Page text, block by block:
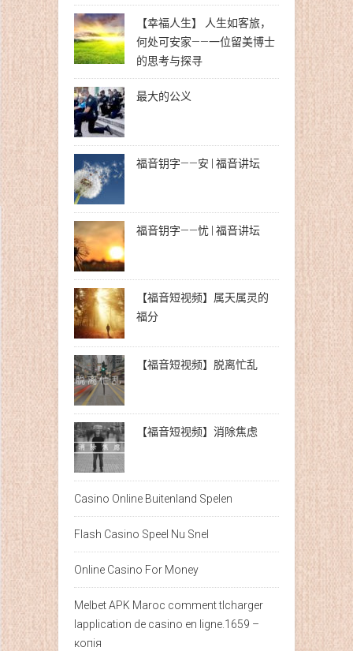
【幸福人生】 人生如客旅，
何处可安家——一位留美博士
的思考与探寻
最大的公义
福音钥字——安 | 福音讲坛
福音钥字——忧 | 福音讲坛
【福音短视频】属天属灵的
福分
【福音短视频】脱离忙乱
【福音短视频】消除焦虑
Casino Online Buitenland Spelen
Flash Casino Speel Nu Snel
Online Casino For Money
Melbet APK Maroc comment tlcharger
lapplication de casino en ligne.1659 –
копія